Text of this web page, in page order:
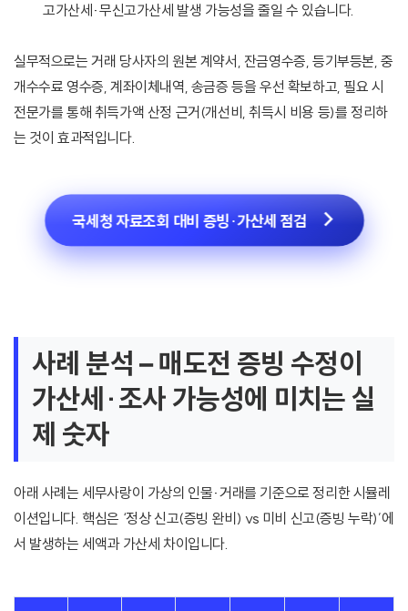
고가산세·무신고가산세 발생 가능성을 줄일 수 있습니다.
실무적으로는 거래 당사자의 원본 계약서, 잔금영수증, 등기부등본, 중
개수수료 영수증, 계좌이체내역, 송금증 등을 우선 확보하고, 필요 시
전문가를 통해 취득가액 산정 근거(개선비, 취득시 비용 등)를 정리하
는 것이 효과적입니다.
국세청 자료조회 대비 증빙·가산세 점검
사례 분석 – 매도전 증빙 수정이
가산세·조사 가능성에 미치는 실
제 숫자
아래 사례는 세무사랑이 가상의 인물·거래를 기준으로 정리한 시뮬레
이션입니다. 핵심은 ‘정상 신고(증빙 완비) vs 미비 신고(증빙 누락)’에
서 발생하는 세액과 가산세 차이입니다.